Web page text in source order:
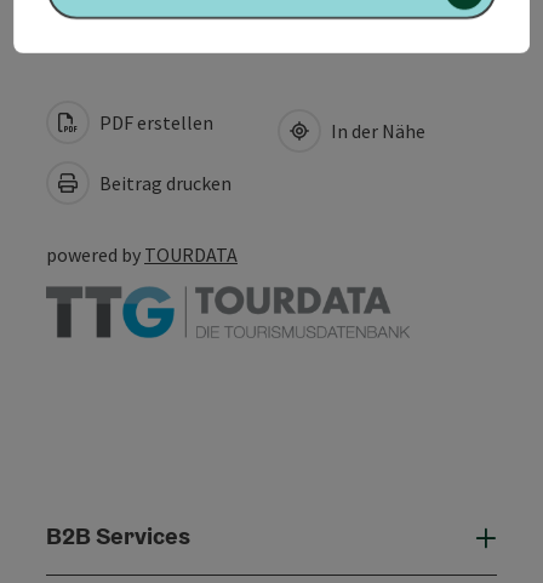
PDF erstellen
Beitrag drucken
In der Nähe
powered by TOURDATA
B2B Services